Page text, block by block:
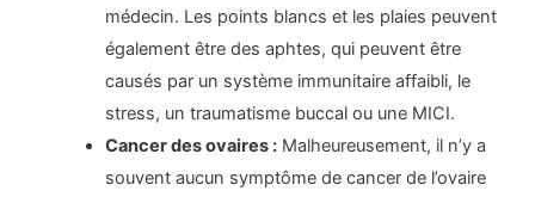
médecin. Les points blancs et les plaies peuvent
également être des aphtes, qui peuvent être
causés par un système immunitaire affaibli, le
stress, un traumatisme buccal ou une MICI.
Cancer des ovaires : Malheureusement, il n’y a
souvent aucun symptôme de cancer de l’ovaire